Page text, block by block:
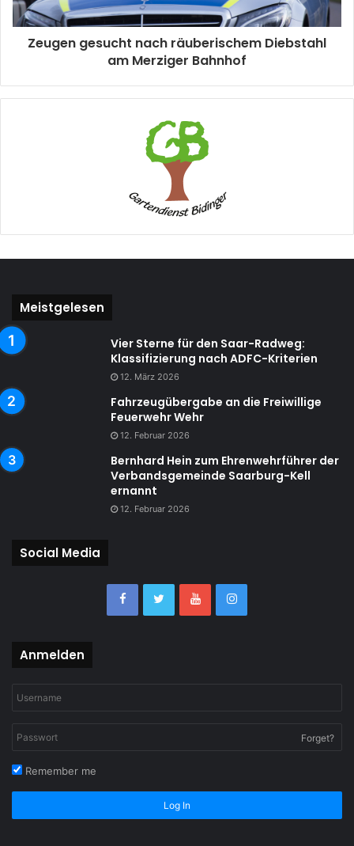
Zeugen gesucht nach räuberischem Diebstahl
am Merziger Bahnhof
Meistgelesen
Vier Sterne für den Saar-Radweg:
Klassifizierung nach ADFC-Kriterien
12. März 2026
Fahrzeugübergabe an die Freiwillige
Feuerwehr Wehr
12. Februar 2026
Bernhard Hein zum Ehrenwehrführer der
Verbandsgemeinde Saarburg-Kell
ernannt
12. Februar 2026
Social Media
Anmelden
Forget?
Remember me
Log In